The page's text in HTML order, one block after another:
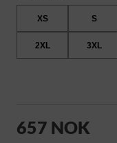
XS S
2XL 3XL
657 NOK